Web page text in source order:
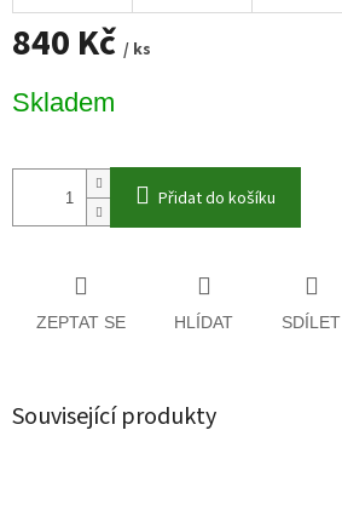
840 Kč / ks
cena:
Skladem
Přidat do košíku
ZEPTAT SE HLÍDAT SDÍLET
Související produkty